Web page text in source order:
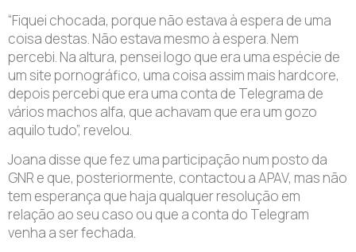
“Fiquei chocada, porque não estava à espera de uma
coisa destas. Não estava mesmo à espera. Nem
percebi. Na altura, pensei logo que era uma espécie de
um site pornográfico, uma coisa assim mais hardcore,
depois percebi que era uma conta de Telegrama de
vários machos alfa, que achavam que era um gozo
aquilo tudo”, revelou.
Joana disse que fez uma participação num posto da
GNR e que, posteriormente, contactou a APAV, mas não
tem esperança que haja qualquer resolução em
relação ao seu caso ou que a conta do Telegram
venha a ser fechada.